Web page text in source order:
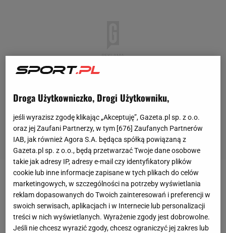
Obchody stulecia kortu centralnego były jednym z
ważniejszych punktów tegorocznegoWimbledonu.
Jak się okazuje, nie wszystkie mistrzynie tego
turnieju wzięły udział w uroczystości. Wśród
Droga Użytkowniczko, Drogi Użytkowniku,
jeśli wyrazisz zgodę klikając „Akceptuję”, Gazeta.pl sp. z o.o.
oraz jej Zaufani Partnerzy, w tym [676] Zaufanych Partnerów
IAB, jak również Agora S.A. będąca spółką powiązaną z
Gazeta.pl sp. z o.o., będą przetwarzać Twoje dane osobowe
takie jak adresy IP, adresy e-mail czy identyfikatory plików
cookie lub inne informacje zapisane w tych plikach do celów
marketingowych, w szczególności na potrzeby wyświetlania
reklam dopasowanych do Twoich zainteresowań i preferencji w
swoich serwisach, aplikacjach i w Internecie lub personalizacji
treści w nich wyświetlanych. Wyrażenie zgody jest dobrowolne.
Jeśli nie chcesz wyrazić zgody, chcesz ograniczyć jej zakres lub